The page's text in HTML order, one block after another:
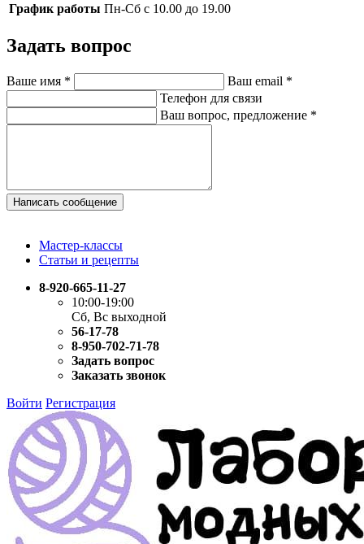
График работы Пн-Сб с 10.00 до 19.00
Задать вопрос
Ваше имя * Ваш email *
Телефон для связи
Ваш вопрос, предложение *
Написать сообщение
Мастер-классы
Статьи и рецепты
8-920-665-11-27
10:00-19:00
Сб, Вс выходной
56-17-78
8-950-702-71-78
Задать вопрос
Заказать звонок
Войти Регистрация